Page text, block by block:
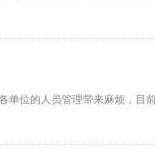
位的人员管理带来麻烦，目